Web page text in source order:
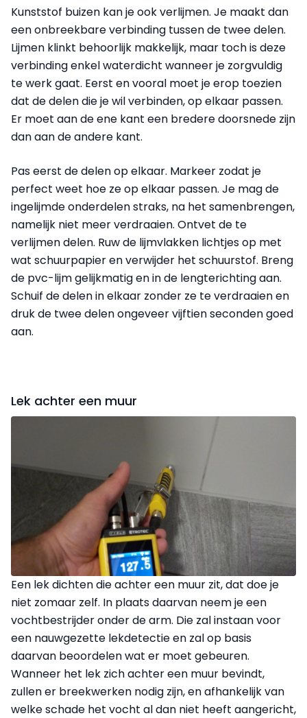
Kunststof buizen kan je ook verlijmen. Je maakt dan
een onbreekbare verbinding tussen de twee delen.
Lijmen klinkt behoorlijk makkelijk, maar toch is deze
verbinding enkel waterdicht wanneer je zorgvuldig
te werk gaat. Eerst en vooral moet je erop toezien
dat de delen die je wil verbinden, op elkaar passen.
Er moet aan de ene kant een bredere doorsnede zijn
dan aan de andere kant.
Pas eerst de delen op elkaar. Markeer zodat je
perfect weet hoe ze op elkaar passen. Je mag de
ingelijmde onderdelen straks, na het samenbrengen,
namelijk niet meer verdraaien. Ontvet de te
verlijmen delen. Ruw de lijmvlakken lichtjes op met
wat schuurpapier en verwijder het schuurstof. Breng
de pvc-lijm gelijkmatig en in de lengterichting aan.
Schuif de delen in elkaar zonder ze te verdraaien en
druk de twee delen ongeveer vijftien seconden goed
aan.
Lek achter een muur
Een lek dichten die achter een muur zit, dat doe je
niet zomaar zelf. In plaats daarvan neem je een
vochtbestrijder onder de arm. Die zal instaan voor
een nauwgezette lekdetectie en zal op basis
daarvan beoordelen wat er moet gebeuren.
Wanneer het lek zich achter een muur bevindt,
zullen er breekwerken nodig zijn, en afhankelijk van
welke schade het vocht al dan niet heeft aangericht,